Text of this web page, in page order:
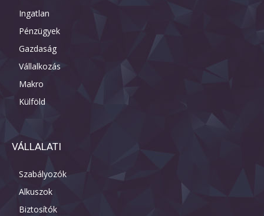
Ingatlan
Pénzügyek
Gazdaság
Vállalkozás
Makro
Külföld
VÁLLALATI
Szabályozók
Alkuszok
Biztosítók